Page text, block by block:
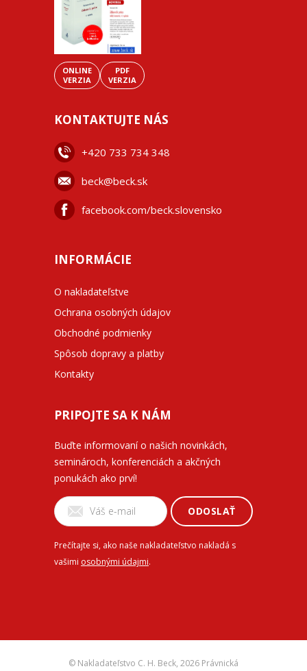
ONLINE
VERZIA
PDF
VERZIA
KONTAKTUJTE NÁS
+420 733 734 348
beck@beck.sk
facebook.com/beck.slovensko
INFORMÁCIE
O nakladateľstve
Ochrana osobných údajov
Obchodné podmienky
Spôsob dopravy a platby
Kontakty
PRIPOJTE SA K NÁM
Buďte informovaní o našich novinkách,
seminároch, konferenciách a akčných
ponukách ako prví!
ODOSLAŤ
Prečítajte si, ako naše nakladateľstvo nakladá s
vašimi osobnými údajmi.
© Nakladateľstvo C. H. Beck, 2026 Právnická